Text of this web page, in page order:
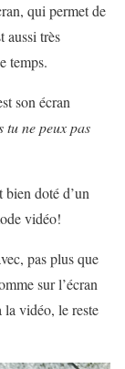
qui permet de
aussi très
temps.
son écran
tu ne peux pas
bien doté d’un
vidéo!
pas plus que
sur l’écran
la vidéo, le reste